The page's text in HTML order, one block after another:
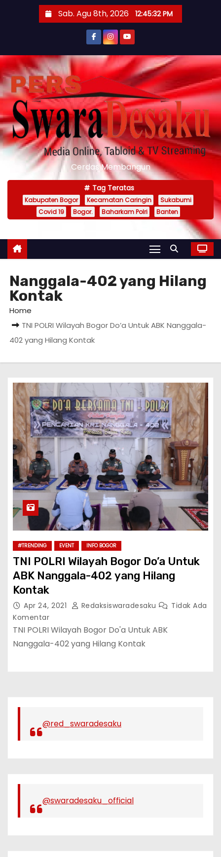
t
o
c
o
n
t
e
Sab. Agu 8th, 2026 12:45:33 PM
Cerdas Membangun
Tag Teratas
Kabupaten Bogor Kecamatan Caringin
Sukabumi
Covid 19
Bogor. Baharkam Polri Banten
Nanggala-402 yang Hilang
Kontak
Home
TNI POLRI Wilayah Bogor Do’a Untuk ABK Nanggala-
402 yang Hilang Kontak
#TRENDING EVENT INFO BOGOR
TNI POLRI Wilayah Bogor Do’a Untuk
ABK Nanggala-402 yang Hilang
Kontak
Apr 24, 2021 Redaksiswaradesaku
Tidak Ada
Komentar
TNI POLRI Wilayah Bogor Do'a Untuk ABK
Nanggala-402 yang Hilang Kontak
@red_swaradesaku
@swaradesaku_official